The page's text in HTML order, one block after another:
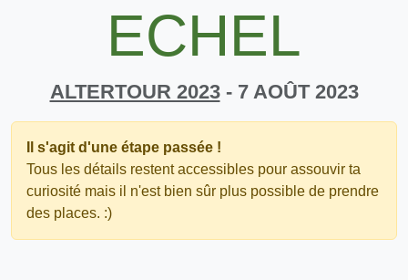
ECHEL
ALTERTOUR 2023- 7 AOÛT 2023
Il s'agit d'une étape passée !
Tous les détails restent accessibles pour assouvir ta
curiosité mais il n'est bien sûr plus possible de prendre
des places. :)